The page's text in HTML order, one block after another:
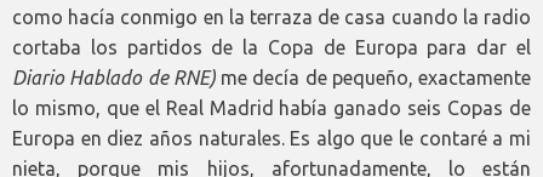
como hacía conmigo en la terraza de casa cuando la radio
cortaba los partidos de la Copa de Europa para dar el
Diario Hablado de RNE)me decía de pequeño, exactamente
lo mismo, que el Real Madrid había ganado seis Copas de
Europa en diez años naturales. Es algo que le contaré a mi
nieta, porque mis hijos, afortunadamente, lo están